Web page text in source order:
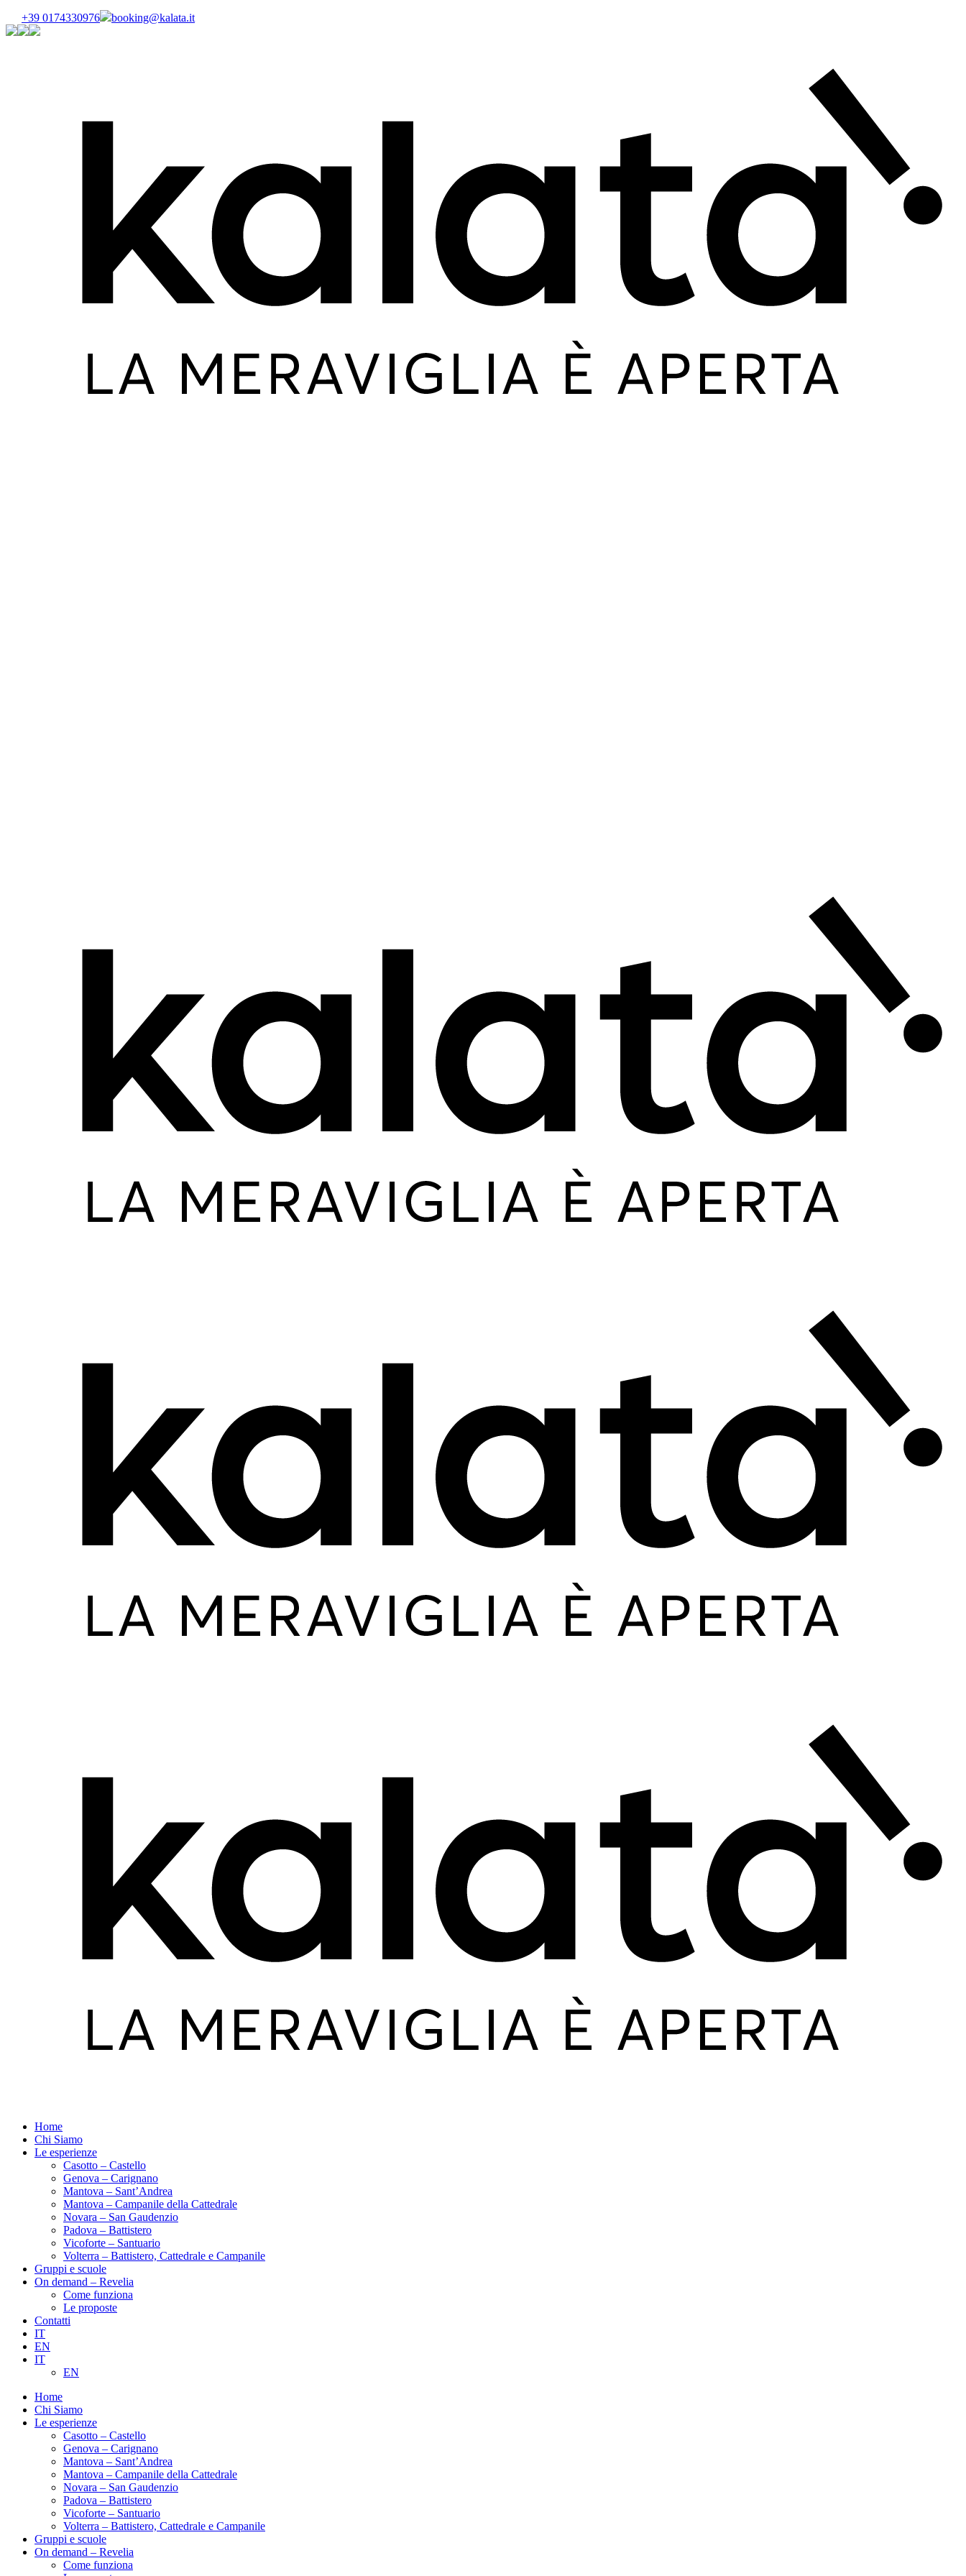
+39 0174330976 booking@kalata.it
Home
Chi Siamo
Le esperienze
Casotto – Castello
Genova – Carignano
Mantova – Sant’Andrea
Mantova – Campanile della Cattedrale
Novara – San Gaudenzio
Padova – Battistero
Vicoforte – Santuario
Volterra – Battistero, Cattedrale e Campanile
Gruppi e scuole
On demand – Revelia
Come funziona
Le proposte
Contatti
IT
EN
IT
EN
Home
Chi Siamo
Le esperienze
Casotto – Castello
Genova – Carignano
Mantova – Sant’Andrea
Mantova – Campanile della Cattedrale
Novara – San Gaudenzio
Padova – Battistero
Vicoforte – Santuario
Volterra – Battistero, Cattedrale e Campanile
Gruppi e scuole
On demand – Revelia
Come funziona